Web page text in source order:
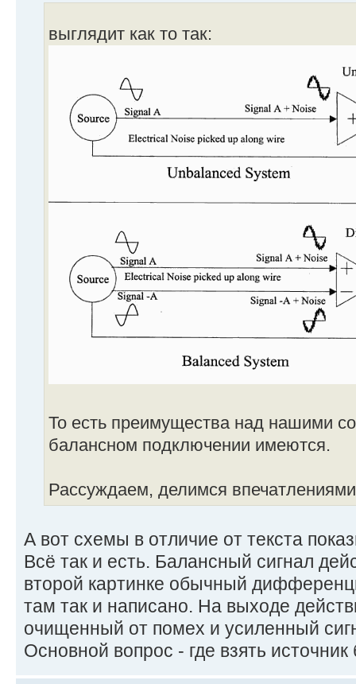
выглядит как то так:
То есть преимущества над нашими
балансном подключении имеются.
Рассуждаем, делимся
А вот схемы в отличие от текста
Всё так и есть. Балансный сигнал
второй картинке обычный
там так и написано. На выходе
очищенный от помех и усиленный
Основной вопрос - где взять источник